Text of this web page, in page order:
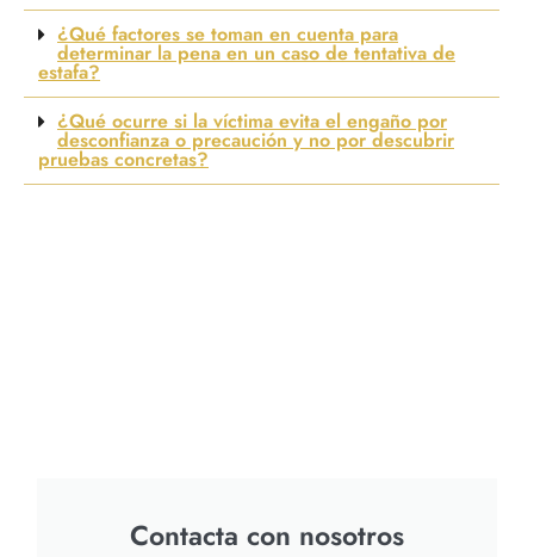
¿Qué factores se toman en cuenta para
determinar la pena en un caso de tentativa de
estafa?
¿Qué ocurre si la víctima evita el engaño por
desconfianza o precaución y no por descubrir
pruebas concretas?
Contacta con nosotros